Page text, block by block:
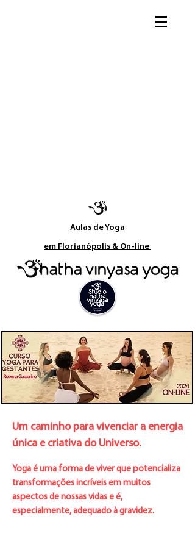
Aulas de Yoga​
em Florianópolis & On-line
Um caminho para vivenciar a energia
única e criativa do Universo.
Yoga é uma forma de viver que potencializa
transformações incríveis em muitos
aspectos de nossas vidas e é,
especialmente, adequado à gravidez.